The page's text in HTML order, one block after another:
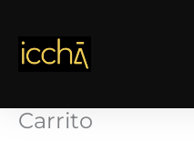
contenido
Carrito